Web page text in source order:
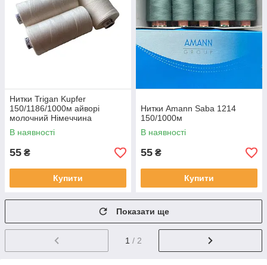
Нитки Trigan Kupfer
150/1186/1000м айворі
молочний Німеччина
В наявності
55 ₴
Купити
Нитки Amann Saba 1214
150/1000м
В наявності
55 ₴
Купити
Показати ще
1 / 2